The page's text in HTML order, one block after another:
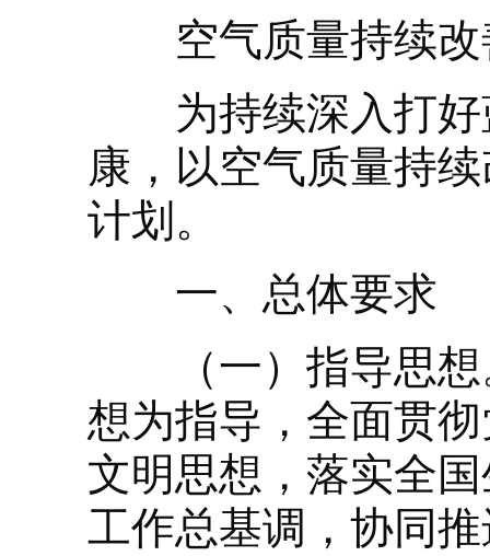
空气质量持续改
为持续深入打好
康，以空气质量持
计划。
一、总体要求
（一）指导思想
想为指导，全面贯
文明思想，落实全
工作总基调，协同